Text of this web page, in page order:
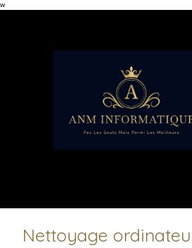
w
Nettoyage